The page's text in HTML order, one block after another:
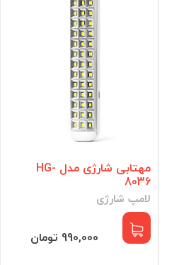
مهتابی شارژی مدل HG-
8036
لامپ شارژی
990,000 تومان